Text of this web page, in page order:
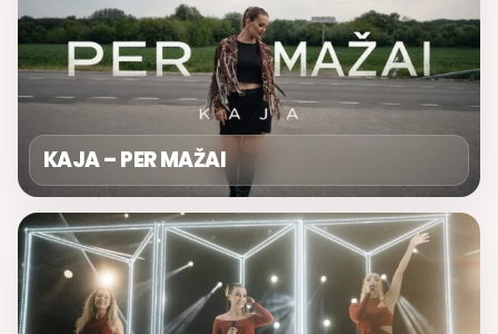
KAJA – PER MAŽAI